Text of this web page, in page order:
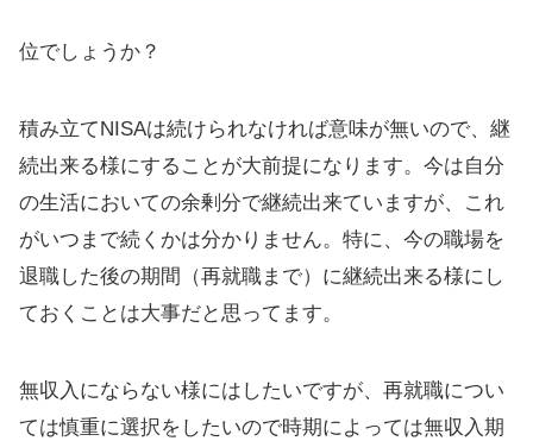
位でしょうか？
積み立てNISAは続けられなければ意味が無いので、継
続出来る様にすることが大前提になります。今は自分
の生活においての余剰分で継続出来ていますが、これ
がいつまで続くかは分かりません。特に、今の職場を
退職した後の期間（再就職まで）に継続出来る様にし
ておくことは大事だと思ってます。
無収入にならない様にはしたいですが、再就職につい
ては慎重に選択をしたいので時期によっては無収入期